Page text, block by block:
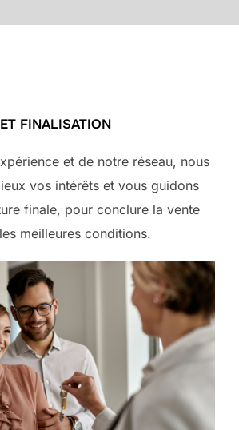
FINALISATION
et de notre réseau, nous
vos intérêts et vous guidons
finale, pour conclure la vente
meilleures conditions.